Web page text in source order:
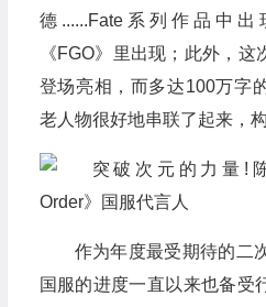
德......Fate系列作品中
《FGO》里出现；此外，
登场亮相，而多达100万字
老人物很好地串联了起来，
作为年度最受期待的二
国服的进度一直以来也备受